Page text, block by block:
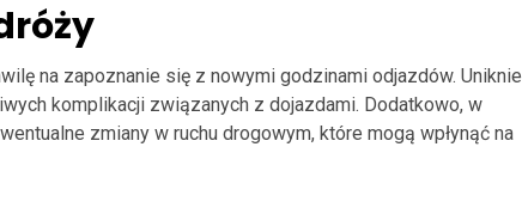
na zapoznanie się z nowymi godzinami odjazdów. Uniknie
komplikacji związanych z dojazdami. Dodatkowo, w
zmiany w ruchu drogowym, które mogą wpłynąć na